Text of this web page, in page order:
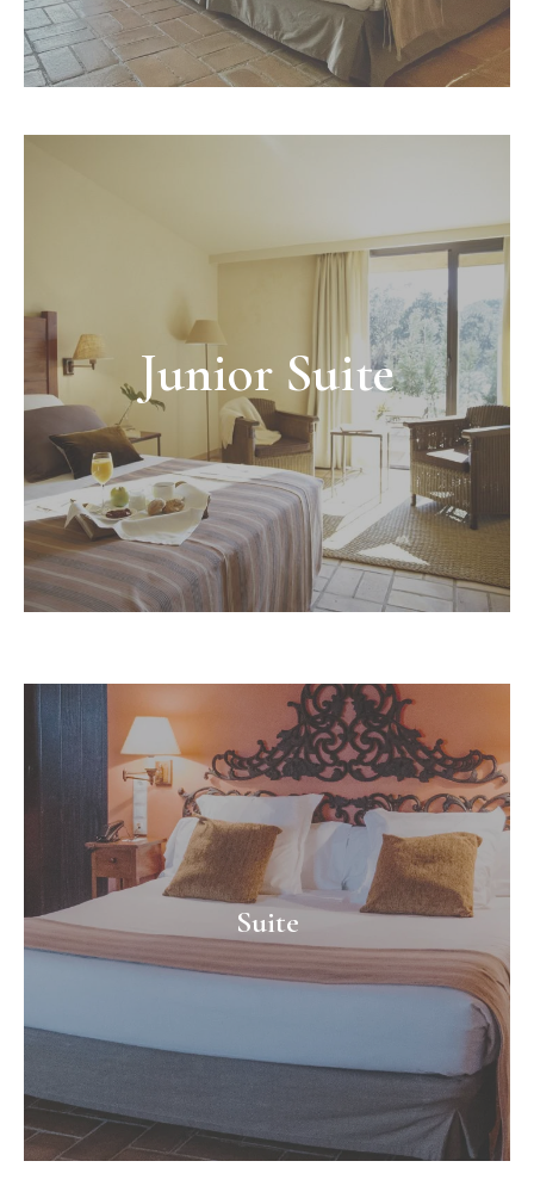
Junior Suite
Suite